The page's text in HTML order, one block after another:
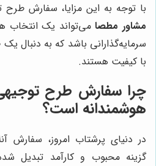
با توجه به این مزایا، سفارش
مشاور مطصامی‌تواند یک انتخاب
سرمایه‌گذارانی باشد که به دنبال
با کیفیت هستند.
چرا سفارش طرح
هوشمندانه است؟
در دنیای پرشتاب امروز، سفارش
گزینه محبوب و کارآمد تبدیل